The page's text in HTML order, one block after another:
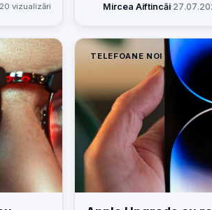
20 vizualizări
recepția.
Mircea Aiftincăi·
TELEFOANE NOI